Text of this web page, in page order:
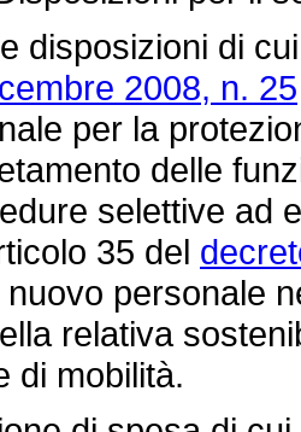
disposizioni di
2008, n. 25
per la
delle
selettive ad
35 del
personale
relativa
di mobilità.